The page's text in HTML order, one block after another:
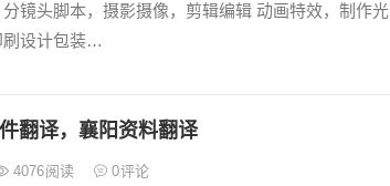
镜头脚本，摄影摄像，剪辑编辑 动画特效，制作光
刷设计包装…
翻译，襄阳资料翻译
4076阅读 0评论